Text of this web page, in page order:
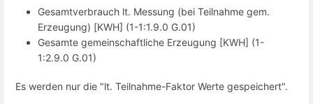
Gesamtverbrauch lt. Messung (bei Teilnahme gem.
Erzeugung) [KWH] (1-1:1.9.0 G.01)
Gesamte gemeinschaftliche Erzeugung [KWH] (1-
1:2.9.0 G.01)
Es werden nur die "lt. Teilnahme-Faktor Werte gespeichert".